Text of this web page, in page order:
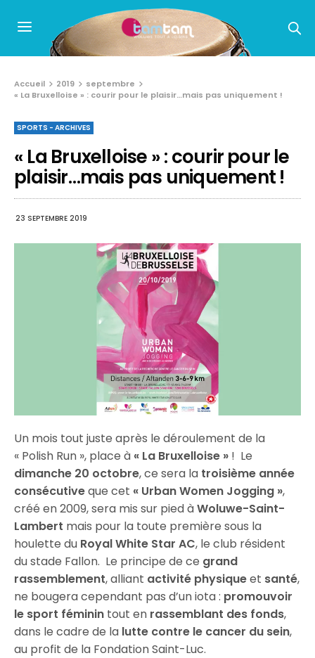
Accueil 2019
septembre
« La Bruxelloise » : courir pour le plaisir…mais pas uniquement !
SPORTS - ARCHIVES
« La Bruxelloise » : courir pour le
plaisir…mais pas uniquement !
23 SEPTEMBRE 2019
Un mois tout juste après le déroulement de la
« Polish Run », place à « La Bruxelloise » ! Le
dimanche 20 octobre, ce sera la troisième année
consécutiveque cet « Urban Women Jogging »,
créé en 2009, sera mis sur pied àWoluwe-Saint-
Lambert mais pour la toute première sous la
houlette du Royal White Star AC, le club résident
du stade Fallon. Le principe de ce grand
rassemblement, alliant activité physiqueet santé,
ne bougera cependant pas d’un iota : promouvoir
le sport féminin tout en rassemblant des fonds,
dans le cadre de la lutte contre le cancer du sein,
au profit de la Fondation Saint-Luc.